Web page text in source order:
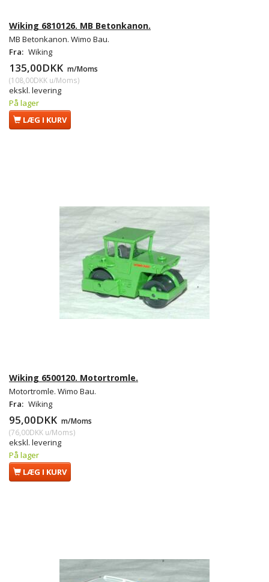
Wiking 6810126. MB Betonkanon.
MB Betonkanon. Wimo Bau.
Fra: Wiking
135,00DKK m/Moms
(108,00DKK u/Moms)
ekskl. levering
På lager
LÆG I KURV
Wiking 6500120. Motortromle.
Motortromle. Wimo Bau.
Fra: Wiking
95,00DKK m/Moms
(76,00DKK u/Moms)
ekskl. levering
På lager
LÆG I KURV